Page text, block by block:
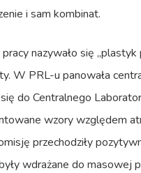
i sam kombinat.
nazywało się
W PRL-u panowała
do Centralnego
wzory względem
przechodziły
wdrażane do masowej